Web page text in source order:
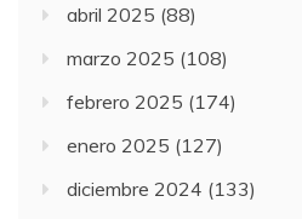
abril 2025 (88)
marzo 2025 (108)
febrero 2025 (174)
enero 2025 (127)
diciembre 2024 (133)